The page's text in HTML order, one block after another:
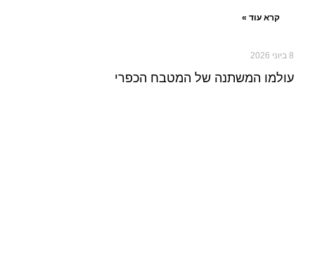
קרא עוד »
8 ביוני 2026
עולמו המשתנה של המטבח הכפרי